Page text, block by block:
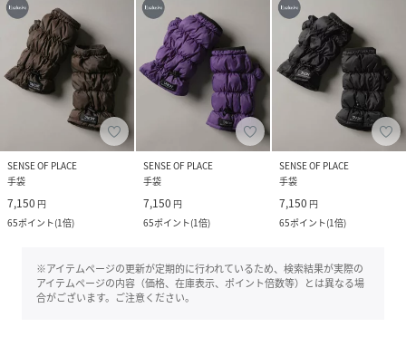
SENSE OF PLACE
手袋
7,150 円
65ポイント(1倍)
SENSE OF PLACE
手袋
7,150 円
65ポイント(1倍)
SENSE OF PLACE
手袋
7,150 円
65ポイント(1倍)
※アイテムページの更新が定期的に行われているため、検索結果が実際の
アイテムページの内容（価格、在庫表示、ポイント倍数等）とは異なる場
合がございます。ご注意ください。